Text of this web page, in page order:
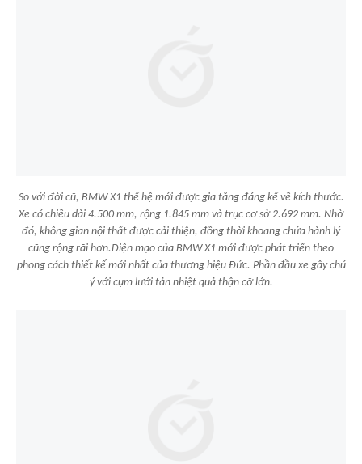
So với đời cũ, BMW X1 thế hệ mới được gia tăng đáng kể về kích thước.
Xe có chiều dài 4.500 mm, rộng 1.845 mm và trục cơ sở 2.692 mm. Nhờ
đó, không gian nội thất được cải thiện, đồng thời khoang chứa hành lý
cũng rộng rãi hơn.Diện mạo của BMW X1 mới được phát triển theo
phong cách thiết kế mới nhất của thương hiệu Đức. Phần đầu xe gây chú
ý với cụm lưới tản nhiệt quả thận cỡ lớn.